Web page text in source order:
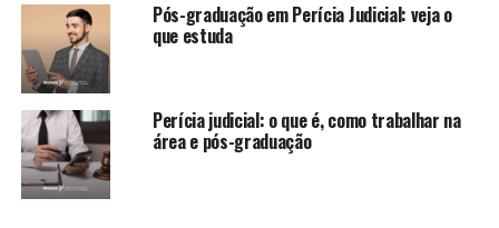
Pós-graduação em Perícia Judicial: veja o
que estuda
Perícia judicial: o que é, como trabalhar na
área e pós-graduação